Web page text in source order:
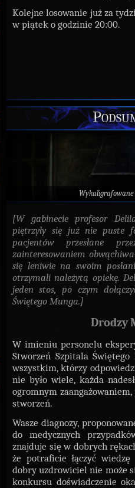
Kolejne losowanie już za
w piątek o godzinie 20:00.
[W gabinecie profesor
piętrzyły się już nie puste
pacjentów przesłane
zainteresowaniem
się leniwie na swoim
otrzymali należytą opiekę.
jeden stos, po czym
Świętego Munga.]
Drodzy
W imieniu personelu
Stworzeń Szpitala
wszystkim, którzy
nie było wiele, każda
ogromnym
stworzeń.
Wasze diagnozy,
do medycznych
znajduje się w dobrych
że potraficie łączyć
dobry uzdrowiciel nie może
konkursu doświadczenie